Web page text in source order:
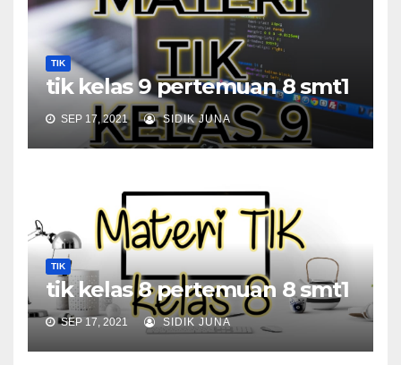
TIK
tik kelas 9 pertemuan 8 smt1
SEP 17, 2021 SIDIK JUNA
TIK
tik kelas 8 pertemuan 8 smt1
SEP 17, 2021 SIDIK JUNA